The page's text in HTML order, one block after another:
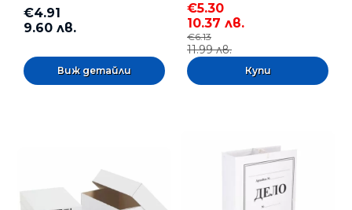
€4.91
9.60 лв.
Виж детайли
€5.30
10.37 лв.
€6.13
11.99 лв.